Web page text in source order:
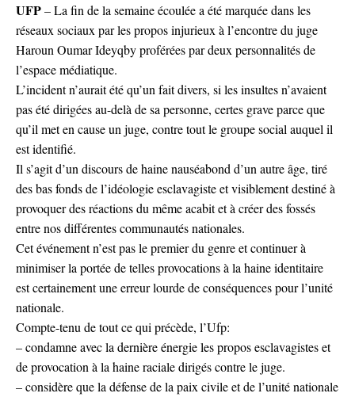
UFP– La fin de la semaine écoulée a été marquée dans les
réseaux sociaux par les propos injurieux à l’encontre du juge
Haroun Oumar Ideyqby proférées par deux personnalités de
l’espace médiatique.
L’incident n’aurait été qu’un fait divers, si les insultes n’avaient
pas été dirigées au-delà de sa personne, certes grave parce que
qu’il met en cause un juge, contre tout le groupe social auquel il
est identifié.
Il s’agit d’un discours de haine nauséabond d’un autre âge, tiré
des bas fonds de l’idéologie esclavagiste et visiblement destiné à
provoquer des réactions du même acabit et à créer des fossés
entre nos différentes communautés nationales.
Cet événement n’est pas le premier du genre et continuer à
minimiser la portée de telles provocations à la haine identitaire
est certainement une erreur lourde de conséquences pour l’unité
nationale.
Compte-tenu de tout ce qui précède, l’Ufp:
– condamne avec la dernière énergie les propos esclavagistes et
de provocation à la haine raciale dirigés contre le juge.
– considère que la défense de la paix civile et de l’unité nationale